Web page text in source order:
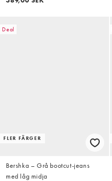
Deal
FLER FÄRGER
Bershka – Grå bootcut-jeans
med låg midja